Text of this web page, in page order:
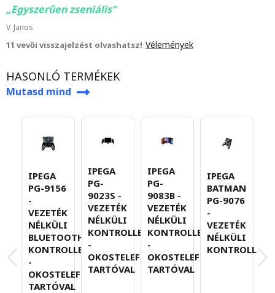
Egyszerűen zseniális
V. Janos
11 vevői visszajelzést olvashatsz! Vélemények
HASONLÓ TERMÉKEK
Mutasd mind
IPEGA
PG-9156
-
VEZETÉK
NÉLKÜLI
BLUETOOTH
KONTROLLER
-
OKOSTELEFON-
TARTÓVAL
IPEGA
PG-
9023S -
VEZETÉK
NÉLKÜLI
KONTROLLER
-
OKOSTELEFON-
TARTÓVAL
IPEGA
PG-
9083B -
VEZETÉK
NÉLKÜLI
KONTROLLER
-
OKOSTELEFON-
TARTÓVAL
IPEGA
BATMAN
PG-9076
-
VEZETÉK
NÉLKÜLI
KONTROLLER